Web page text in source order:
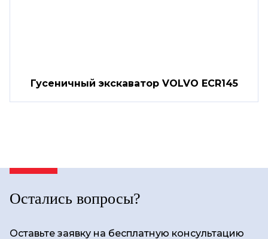
Гусеничный экскаватор VOLVO ECR145
Остались вопросы?
Оставьте заявку на бесплатную консультацию